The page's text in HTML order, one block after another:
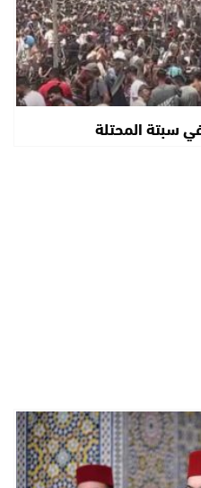
سبتة المحتلة